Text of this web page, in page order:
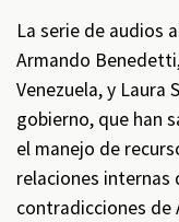
La serie de audios
Armando
Venezuela, y Laura
gobierno, que han
el manejo de
relaciones internas
contradicciones de